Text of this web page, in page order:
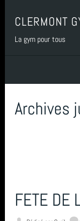
CLERMONT
La gym pour tous
Archives
FETE DE